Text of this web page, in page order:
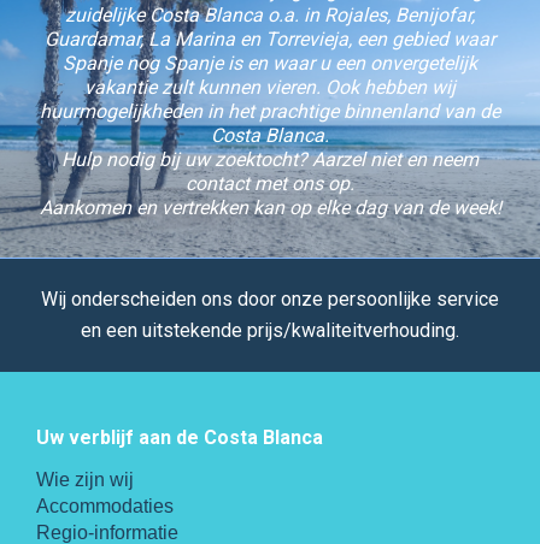
zuidelijke Costa Blanca o.a. in Rojales, Benijofar,
Guardamar, La Marina en Torrevieja, een gebied waar
Spanje nog Spanje is en waar u een onvergetelijk
vakantie zult kunnen vieren. Ook hebben wij
huurmogelijkheden in het prachtige binnenland van de
Costa Blanca.
Hulp nodig bij uw zoektocht? Aarzel niet en neem
contact met ons op.
Aankomen en vertrekken kan op elke dag van de week!
Wij onderscheiden ons door onze persoonlijke service
en een uitstekende prijs/kwaliteitverhouding.
Uw verblijf aan de Costa Blanca
Wie zijn wij
Accommodaties
Regio-informatie